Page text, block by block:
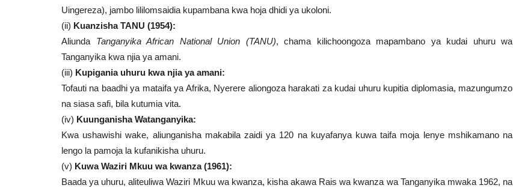
Uingereza), jambo lililomsaidia kupambana kwa hoja dhidi ya ukoloni.
(ii) Kuanzisha TANU (1954):
Aliunda Tanganyika African National Union (TANU), chama kilichoongoza mapambano ya kudai uhuru wa
Tanganyika kwa njia ya amani.
(iii) Kupigania uhuru kwa njia ya amani:
Tofauti na baadhi ya mataifa ya Afrika, Nyerere aliongoza harakati za kudai uhuru kupitia diplomasia, mazungumzo
na siasa safi, bila kutumia vita.
(iv) Kuunganisha Watanganyika:
Kwa ushawishi wake, aliunganisha makabila zaidi ya 120 na kuyafanya kuwa taifa moja lenye mshikamano na
lengo la pamoja la kufanikisha uhuru.
(v) Kuwa Waziri Mkuu wa kwanza (1961):
Baada ya uhuru, aliteuliwa Waziri Mkuu wa kwanza, kisha akawa Rais wa kwanza wa Tanganyika mwaka 1962, na